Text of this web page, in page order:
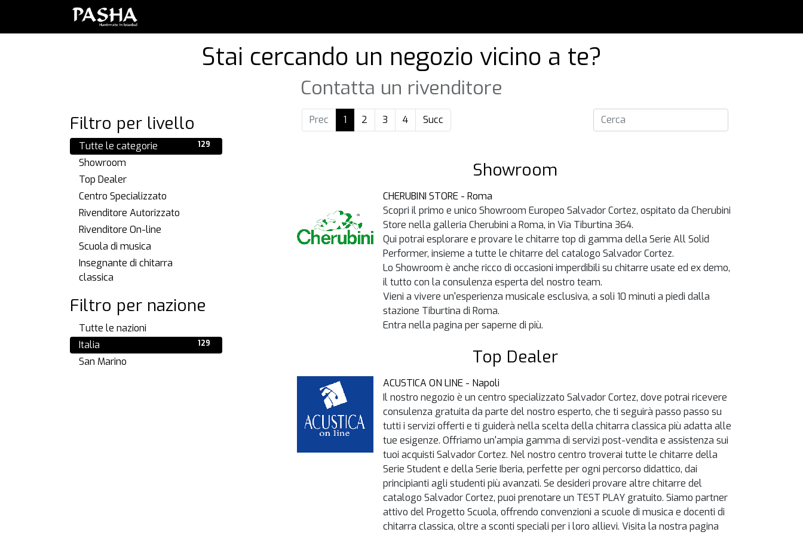
Stai cercando un negozio vicino a te?
Contatta un rivenditore
Filtro per livello
129
Tutte le categorie
Showroom
Top Dealer
Centro Specializzato
Rivenditore Autorizzato
Rivenditore On-line
Scuola di musica
Insegnante di chitarra
classica
Filtro per nazione
Tutte le nazioni
129
Italia
San Marino
Prec 1 2 3 4 Succ
Showroom
CHERUBINI STORE - Roma
Scopri il primo e unico Showroom Europeo Salvador Cortez, ospitato da Cherubini
Store nella galleria Cherubini a Roma, in Via Tiburtina 364.
Qui potrai esplorare e provare le chitarre top di gamma della Serie All Solid
Performer, insieme a tutte le chitarre del catalogo Salvador Cortez.
Lo Showroom è anche ricco di occasioni imperdibili su chitarre usate ed ex demo,
il tutto con la consulenza esperta del nostro team.
Vieni a vivere un'esperienza musicale esclusiva, a soli 10 minuti a piedi dalla
stazione Tiburtina di Roma.
Entra nella pagina per saperne di più.
Top Dealer
ACUSTICA ON LINE - Napoli
Il nostro negozio è un centro specializzato Salvador Cortez, dove potrai ricevere
consulenza gratuita da parte del nostro esperto, che ti seguirà passo passo su
tutti i servizi offerti e ti guiderà nella scelta della chitarra classica più adatta alle
tue esigenze. Offriamo un'ampia gamma di servizi post-vendita e assistenza sui
tuoi acquisti Salvador Cortez. Nel nostro centro troverai tutte le chitarre della
Serie Student e della Serie Iberia, perfette per ogni percorso didattico, dai
principianti agli studenti più avanzati. Se desideri provare altre chitarre del
catalogo Salvador Cortez, puoi prenotare un TEST PLAY gratuito. Siamo partner
attivo del Progetto Scuola, offrendo convenzioni a scuole di musica e docenti di
chitarra classica, oltre a sconti speciali per i loro allievi. Visita la nostra pagina